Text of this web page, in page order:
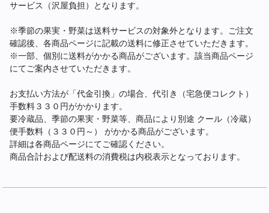
サービス（沢屋負担）となります。
※季節の果実・野菜は送料サービスの対象外となります。ご注文
確認後、各商品ページに記載の送料に修正させていただきます。
※一部、個別に送料がかかる商品がございます。該当商品ページ
にてご案内させていただきます。
お支払い方法が「代金引換」の場合、代引き（宅急便コレクト）
手数料３３０円がかかります。
要冷蔵品、季節の果実・野菜等、商品により別途 クール（冷蔵）
便手数料（３３０円～） がかかる商品がございます。
詳細は各商品ページにてご確認ください。
商品合計および配送料の消費税は内税表示となっております。